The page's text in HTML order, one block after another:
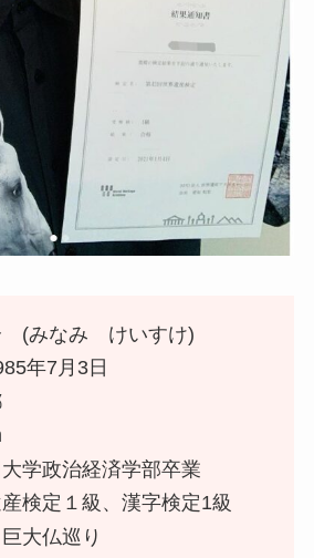
(みなみ けいすけ)
年7月3日
学政治経済学部卒業
検定１級、漢字検定1級
大仏巡り